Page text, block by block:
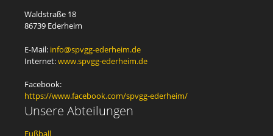
Waldstraße 18
86739 Ederheim
E-Mail: info@spvgg-ederheim.de
Internet:www.spvgg-ederheim.de
Facebook:
https://www.facebook.com/spvgg-ederheim/
Unsere Abteilungen
Fußball